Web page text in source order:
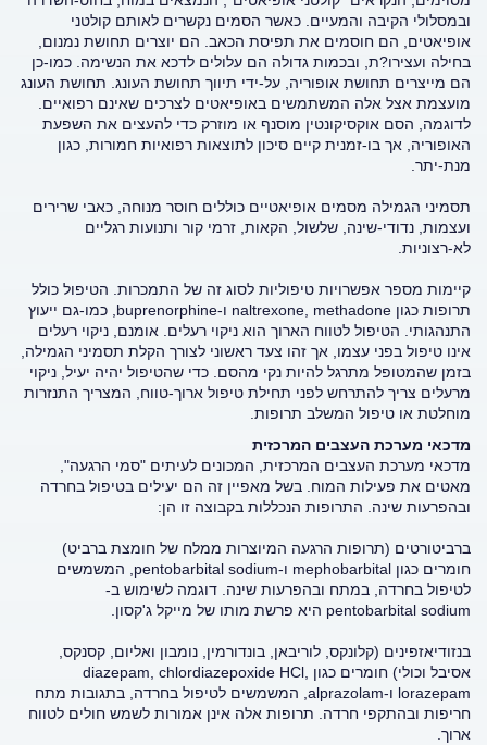
ובמסלולי הקיבה והמעיים. כאשר הסמים נקשרים לאותם קולטני
אופיאטים, הם חוסמים את תפיסת הכאב. הם יוצרים תחושת נמנום,
בחילה ועצירו?ת, ובכמות גדולה הם עלולים לדכא את הנשימה. כמו-כן
הם מייצרים תחושת אופוריה, על-ידי תיווך תחושת העונג. תחושת העונג
מועצמת אצל אלה המשתמשים באופיאטים לצרכים שאינם רפואיים.
לדוגמה, הסם אוקסיקונטין מוסנף או מוזרק כדי להעצים את השפעת
האופוריה, אך בו-זמנית קיים סיכון לתוצאות רפואיות חמורות, כגון
מנת-יתר.
תסמיני הגמילה מסמים אופיאטיים כוללים חוסר מנוחה, כאבי שרירים
ועצמות, נדודי-שינה, שלשול, הקאות, זרמי קור ותנועות רגליים
לא-רצוניות.
קיימות מספר אפשרויות טיפוליות לסוג זה של התמכרות. הטיפול כולל
תרופות כגון naltrexone, methadone ו-buprenorphine, כמו-גם ייעוץ
התנהגותי. הטיפול לטווח הארוך הוא ניקוי רעלים. אומנם, ניקוי רעלים
אינו טיפול בפני עצמו, אך זהו צעד ראשוני לצורך הקלת תסמיני הגמילה,
בזמן שהמטופל מתרגל להיות נקי מהסם. כדי שהטיפול יהיה יעיל, ניקוי
מרעלים צריך להתרחש לפני תחילת טיפול ארוך-טווח, המצריך התנזרות
מוחלטת או טיפול המשלב תרופות.
מדכאי מערכת העצבים המרכזית
מדכאי מערכת העצבים המרכזית, המכונים לעיתים "סמי הרגעה",
מאטים את פעילות המוח. בשל מאפיין זה הם יעילים בטיפול בחרדה
ובהפרעות שינה. התרופות הנכללות בקבוצה זו הן:
ברביטורטים (תרופות הרגעה המיוצרות ממלח של חומצת ברביט)
חומרים כגון mephobarbital ו-pentobarbital sodium, המשמשים
לטיפול בחרדה, במתח ובהפרעות שינה. דוגמה לשימוש ב-
pentobarbital sodium היא פרשת מותו של מייקל ג'קסון.
בנזודיאזפינים (קלונקס, לוריבאן, בונדורמין, נומבון ואליום, קסנקס,
אסיבל וכולי) חומרים כגון diazepam, chlordiazepoxide HCl,
lorazepam ו-alprazolam, המשמשים לטיפול בחרדה, בתגובות מתח
חריפות ובהתקפי חרדה. תרופות אלה אינן אמורות לשמש חולים לטווח
ארוך.